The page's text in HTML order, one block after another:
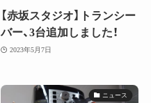
【赤坂スタジオ】トランシー
バー、3台追加しました！
2023年5月7日
ニュース